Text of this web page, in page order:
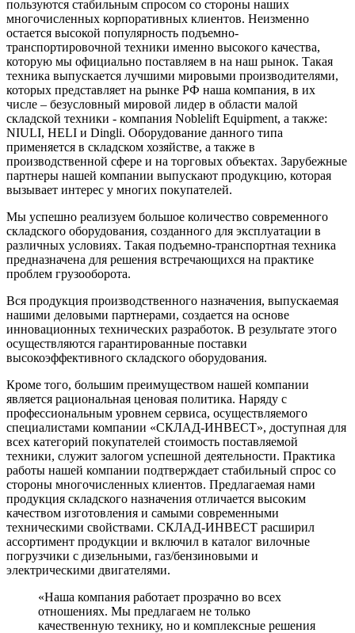
пользуются стабильным спросом со стороны наших
многочисленных корпоративных клиентов. Неизменно
остается высокой популярность подъемно-
транспортировочной техники именно высокого качества,
которую мы официально поставляем в на наш рынок. Такая
техника выпускается лучшими мировыми производителями,
которых представляет на рынке РФ наша компания, в их
числе – безусловный мировой лидер в области малой
складской техники - компания Noblelift Equipment, а также:
NIULI, HELI и Dingli. Оборудование данного типа
применяется в складском хозяйстве, а также в
производственной сфере и на торговых объектах. Зарубежные
партнеры нашей компании выпускают продукцию, которая
вызывает интерес у многих покупателей.
Мы успешно реализуем большое количество современного
складского оборудования, созданного для эксплуатации в
различных условиях. Такая подъемно-транспортная техника
предназначена для решения встречающихся на практике
проблем грузооборота.
Вся продукция производственного назначения, выпускаемая
нашими деловыми партнерами, создается на основе
инновационных технических разработок. В результате этого
осуществляются гарантированные поставки
высокоэффективного складского оборудования.
Кроме того, большим преимуществом нашей компании
является рациональная ценовая политика. Наряду с
профессиональным уровнем сервиса, осуществляемого
специалистами компании «СКЛАД-ИНВЕСТ», доступная для
всех категорий покупателей стоимость поставляемой
техники, служит залогом успешной деятельности. Практика
работы нашей компании подтверждает стабильный спрос со
стороны многочисленных клиентов. Предлагаемая нами
продукция складского назначения отличается высоким
качеством изготовления и самыми современными
техническими свойствами. СКЛАД-ИНВЕСТ расширил
ассортимент продукции и включил в каталог вилочные
погрузчики с дизельными, газ/бензиновыми и
электрическими двигателями.
«Наша компания работает прозрачно во всех
отношениях. Мы предлагаем не только
качественную технику, но и комплексные решения